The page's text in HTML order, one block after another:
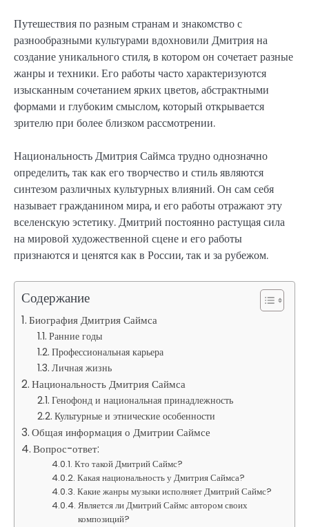
Путешествия по разным странам и знакомство с
разнообразными культурами вдохновили Дмитрия на
создание уникального стиля, в котором он сочетает разные
жанры и техники. Его работы часто характеризуются
изысканным сочетанием ярких цветов, абстрактными
формами и глубоким смыслом, который открывается
зрителю при более близком рассмотрении.
Национальность Дмитрия Саймса трудно однозначно
определить, так как его творчество и стиль являются
синтезом различных культурных влияний. Он сам себя
называет гражданином мира, и его работы отражают эту
вселенскую эстетику. Дмитрий постоянно растущая сила
на мировой художественной сцене и его работы
признаются и ценятся как в России, так и за рубежом.
Содержание
Биография Дмитрия Саймса
Ранние годы
Профессиональная карьера
Личная жизнь
Национальность Дмитрия Саймса
Генофонд и национальная принадлежность
Культурные и этнические особенности
Общая информация о Дмитрии Саймсе
Вопрос-ответ:
Кто такой Дмитрий Саймс?
Какая национальность у Дмитрия Саймса?
Какие жанры музыки исполняет Дмитрий Саймс?
Является ли Дмитрий Саймс автором своих
композиций?